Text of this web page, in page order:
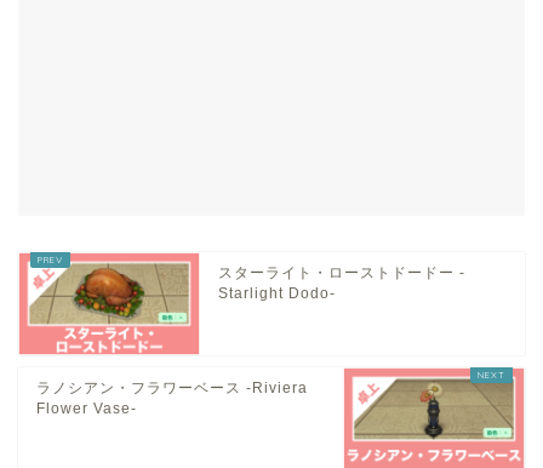
スターライト・ローストドードー -
Starlight Dodo-
ラノシアン・フラワーベース -Riviera
Flower Vase-